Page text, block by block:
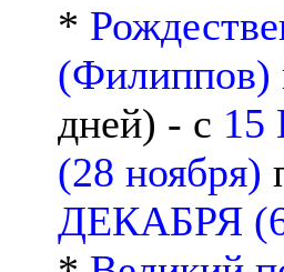
*
(Филиппов)
дней) - с
(28 ноября)
ДЕКАБРЯ (6